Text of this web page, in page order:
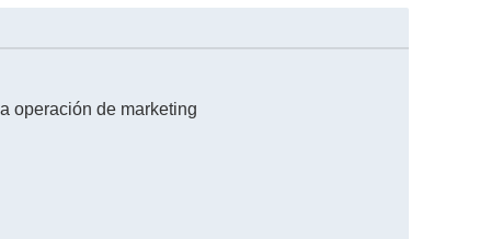
operación de marketing